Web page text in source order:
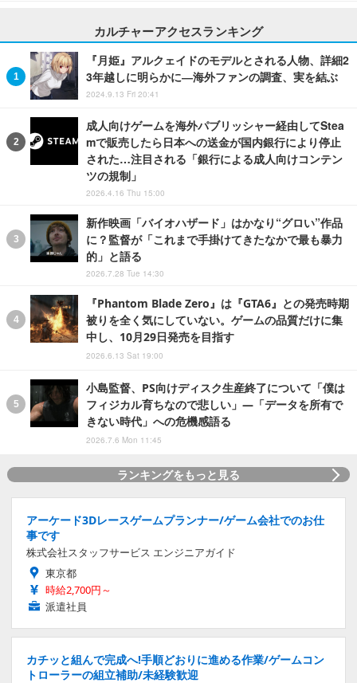
カルチャーアクセスランキング
『月姫』アルクェイドのモデルとされる人物、詳細2
3年越しに明らかに―海外ファンの調査、実を結ぶ
2024.9.13 Fri 20:41
成人向けゲームを海外パブリッシャー経由してStea
mで販売したら日本への送金が国内銀行により停止
された…注目される「銀行による成人向けコンテン
ツの規制」
2026.4.16 Thu 15:00
新作映画「バイオハザード」はかなり“グロい”作品
に？監督が「これまで手掛けてきたなかで最も暴力
的」と語る
2026.7.28 Tue 14:30
『Phantom Blade Zero』は『GTA6』との発売時期
被りを全く気にしていない。ゲームの品質だけに集
中し、10月29日発売を目指す
2026.6.13 Sat 19:00
小島監督、PS向けディスク生産終了について「僕は
フィジカル育ちなので悲しい」―「データを所有で
きない時代」への危機感語る
2026.7.6 Mon 11:45
ランキングをもっと見る
アーケード3Dレースゲームプランナー/ゲーム会社でのお仕
事です
株式会社スタッフサービス エンジニアガイド
東京都
時給2,700円～
派遣社員
カチッと組んで完成へ!手順どおりに進める作業/ゲームコン
トローラーの組立補助/未経験歓迎